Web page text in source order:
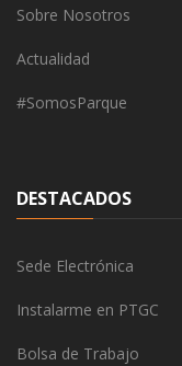
Sobre Nosotros
Actualidad
#SomosParque
DESTACADOS
Sede Electrónica
Instalarme en PTGC
Bolsa de Trabajo